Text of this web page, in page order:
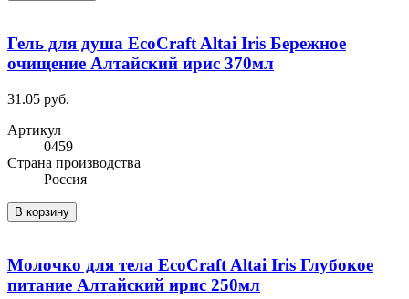
Гель для душа EcoCraft Altai Iris Бережное
очищение Алтайский ирис 370мл
31.05 руб.
Артикул
0459
Cтрана производства
Россия
В корзину
Молочко для тела EcoCraft Altai Iris Глубокое
питание Алтайский ирис 250мл